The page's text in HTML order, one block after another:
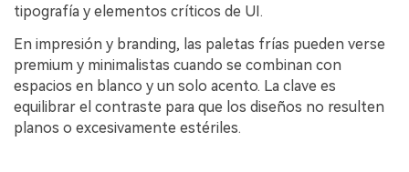
tipografía y elementos críticos de UI.
En impresión y branding, las paletas frías pueden verse
premium y minimalistas cuando se combinan con
espacios en blanco y un solo acento. La clave es
equilibrar el contraste para que los diseños no resulten
planos o excesivamente estériles.